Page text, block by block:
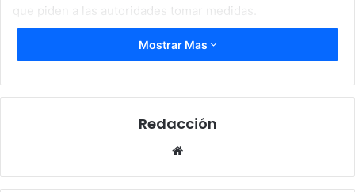
que piden a las autoridades tomar medidas.
Por su parte, el Comité Permanente de Contingencias
de la ribera del río Ulúa, Alerta Amarilla para el
decretada para 10 departamentos entre ellos la zona sur
Las autoridades alertaron que el desplazamiento de la
Mostrar Mas
Redacción